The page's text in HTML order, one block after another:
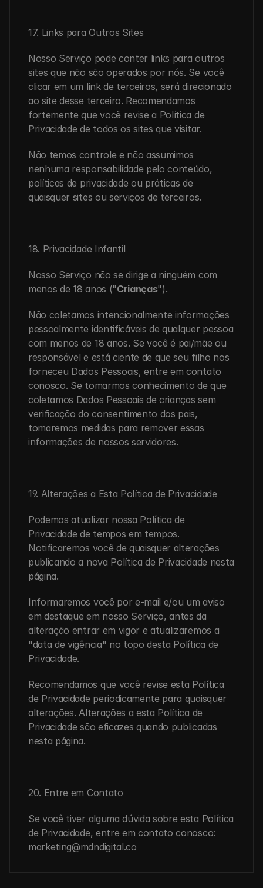
17. Links para Outros Sites
Nosso Serviço pode conter links para outros
sites que não são operados por nós. Se você
clicar em um link de terceiros, será direcionado
ao site desse terceiro. Recomendamos
fortemente que você revise a Política de
Privacidade de todos os sites que visitar.
Não temos controle e não assumimos
nenhuma responsabilidade pelo conteúdo,
políticas de privacidade ou práticas de
quaisquer sites ou serviços de terceiros.
18. Privacidade Infantil
Nosso Serviço não se dirige a ninguém com
menos de 18 anos ("Crianças").
Não coletamos intencionalmente informações
pessoalmente identificáveis de qualquer pessoa
com menos de 18 anos. Se você é pai/mãe ou
responsável e está ciente de que seu filho nos
forneceu Dados Pessoais, entre em contato
conosco. Se tomarmos conhecimento de que
coletamos Dados Pessoais de crianças sem
verificação do consentimento dos pais,
tomaremos medidas para remover essas
informações de nossos servidores.
19. Alterações a Esta Política de Privacidade
Podemos atualizar nossa Política de
Privacidade de tempos em tempos.
Notificaremos você de quaisquer alterações
publicando a nova Política de Privacidade nesta
página.
Informaremos você por e-mail e/ou um aviso
em destaque em nosso Serviço, antes da
alteração entrar em vigor e atualizaremos a
"data de vigência" no topo desta Política de
Privacidade.
Recomendamos que você revise esta Política
de Privacidade periodicamente para quaisquer
alterações. Alterações a esta Política de
Privacidade são eficazes quando publicadas
nesta página.
20. Entre em Contato
Se você tiver alguma dúvida sobre esta Política
de Privacidade, entre em contato conosco:
marketing@mdndigital.co